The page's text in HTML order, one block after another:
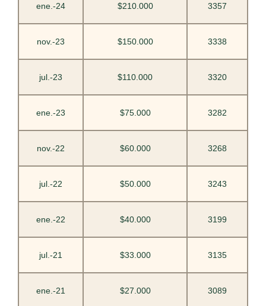
ene.-24 $210.000 3357
nov.-23 $150.000 3338
jul.-23 $110.000 3320
ene.-23 $75.000 3282
nov.-22 $60.000 3268
jul.-22 $50.000 3243
ene.-22 $40.000 3199
jul.-21 $33.000 3135
ene.-21 $27.000 3089